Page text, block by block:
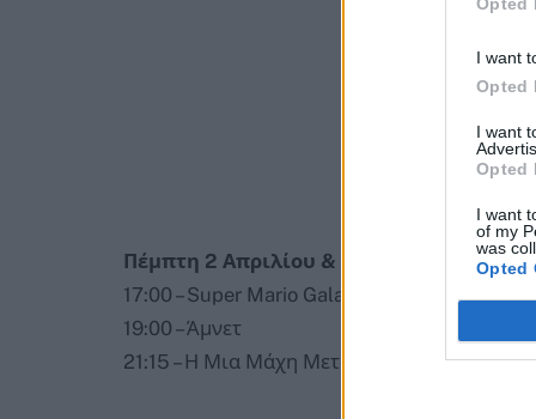
I want
Opted
I want
Opted
I want
of my
was
Opted
Πέμπτη 2 Απριλίου & Σάββατο 4
17:00 – Super Mario Galaxy: Η Ταινία
19:00 – Άμνετ
21:15 – Η Μια Μάχη Μετά την Άλλη 2η